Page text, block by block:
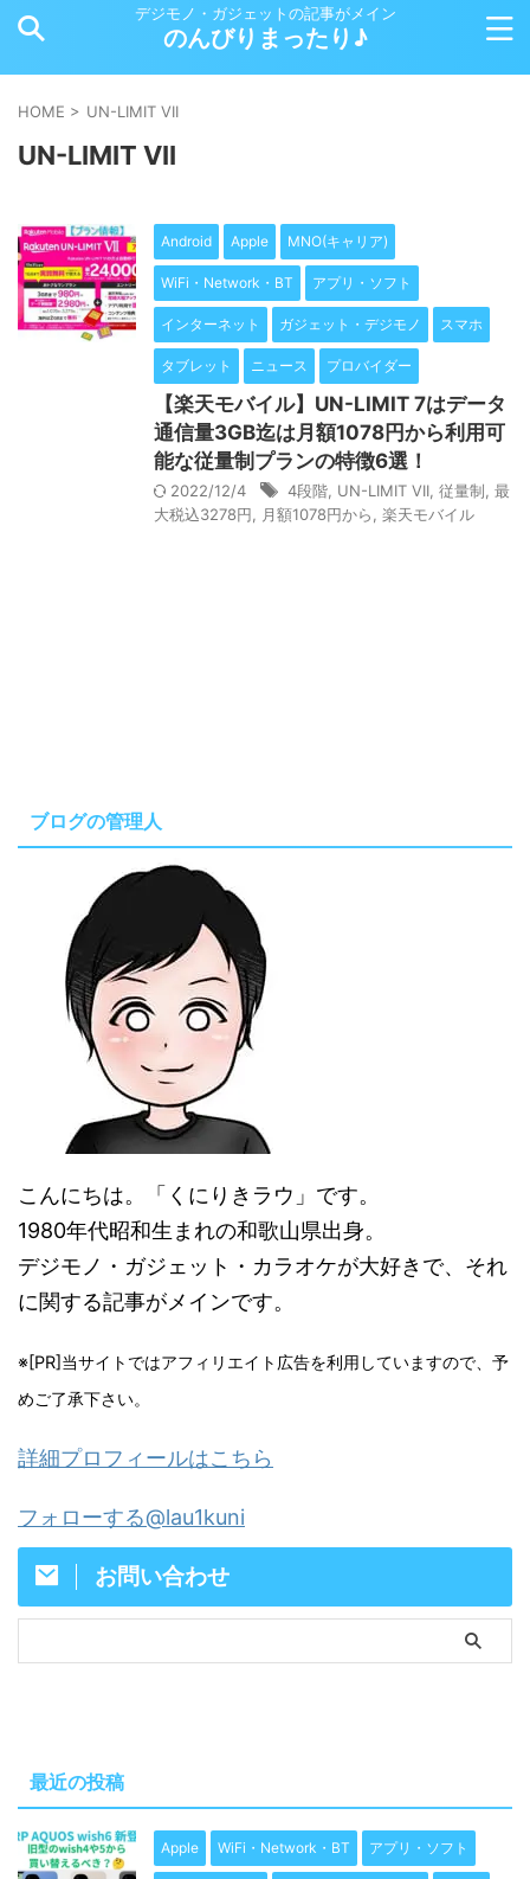
デジモノ・ガジェットの記事がメイン
のんびりまったり♪
HOME > UN-LIMIT VII
UN-LIMIT VII
Android Apple MNO(キャリア)
WiFi・Network・BT アプリ・ソフト
インターネット ガジェット・デジモノ スマホ
タブレット ニュース プロバイダー
【楽天モバイル】UN-LIMIT 7はデータ
通信量3GB迄は月額1078円から利用可
能な従量制プランの特徴6選！
2022/12/4 4段階 UN-LIMIT VII 従量制 最
大税込3278円
月額1078円から 楽天モバイル
ブログの管理人
こんにちは。「くにりきラウ」です。
1980年代昭和生まれの和歌山県出身。
デジモノ・ガジェット・カラオケが大好きで、それ
に関する記事がメインです。
※[PR]当サイトではアフィリエイト広告を利用していますので、予
めご了承下さい。
詳細プロフィールはこちら
フォローする@lau1kuni
お問い合わせ
最近の投稿
Apple WiFi・Network・BT アプリ・ソフト